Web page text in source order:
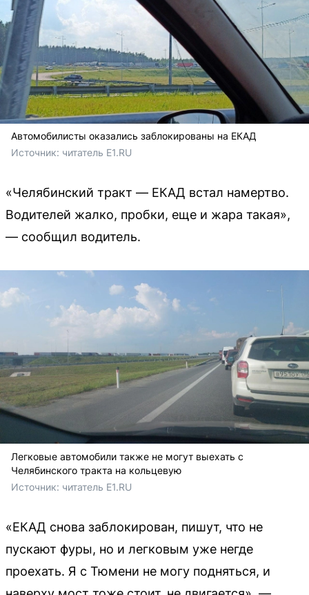
Автомобилисты оказались заблокированы на ЕКАД
Источник: читатель E1.RU
«Челябинский тракт — ЕКАД встал намертво.
Водителей жалко, пробки, еще и жара такая»,
— сообщил водитель.
Легковые автомобили также не могут выехать с
Челябинского тракта на кольцевую
Источник: читатель E1.RU
«ЕКАД снова заблокирован, пишут, что не
пускают фуры, но и легковым уже негде
проехать. Я с Тюмени не могу подняться, и